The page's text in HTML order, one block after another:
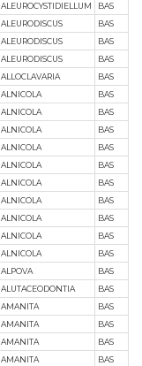
ALEUROCYSTIDIELLUM
BAS
ALEURODISCUS
BAS
ALEURODISCUS
BAS
ALEURODISCUS
BAS
ALLOCLAVARIA
BAS
ALNICOLA
BAS
ALNICOLA
BAS
ALNICOLA
BAS
ALNICOLA
BAS
ALNICOLA
BAS
ALNICOLA
BAS
ALNICOLA
BAS
ALNICOLA
BAS
ALNICOLA
BAS
ALNICOLA
BAS
ALPOVA
BAS
ALUTACEODONTIA
BAS
AMANITA
BAS
AMANITA
BAS
AMANITA
BAS
AMANITA
BAS